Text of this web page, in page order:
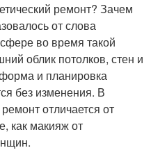
ремонт? Зачем
от слова
во время такой
облик потолков, стен и
и планировка
без изменения. В
отличается от
как макияж от